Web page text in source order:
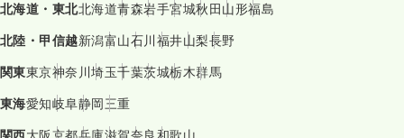
北海道・東北北海道青森岩手宮城秋田山形福島
北陸・甲信越新潟富山石川福井山梨長野
関東東京神奈川埼玉千葉茨城栃木群馬
東海愛知岐阜静岡三重